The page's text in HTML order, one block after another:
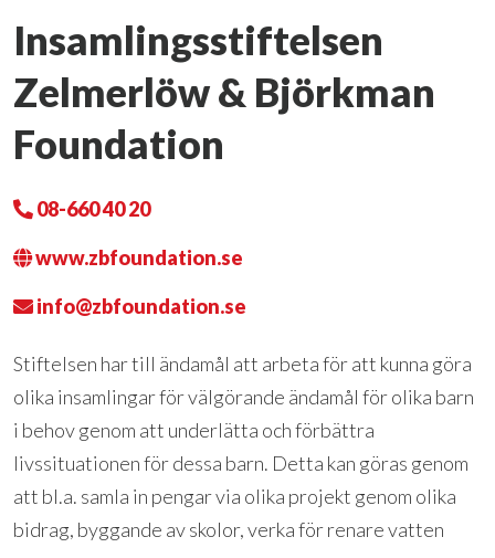
Insamlingsstiftelsen
Zelmerlöw & Björkman
Foundation
08-660 40 20
www.zbfoundation.se
info@zbfoundation.se
Stiftelsen har till ändamål att arbeta för att kunna göra
olika insamlingar för välgörande ändamål för olika barn
i behov genom att underlätta och förbättra
livssituationen för dessa barn. Detta kan göras genom
att bl.a. samla in pengar via olika projekt genom olika
bidrag, byggande av skolor, verka för renare vatten